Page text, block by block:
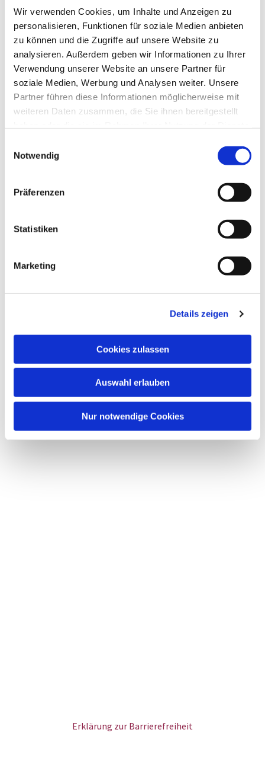
Wir verwenden Cookies, um Inhalte und Anzeigen zu
personalisieren, Funktionen für soziale Medien anbieten
zu können und die Zugriffe auf unsere Website zu
analysieren. Außerdem geben wir Informationen zu Ihrer
Verwendung unserer Website an unsere Partner für
soziale Medien, Werbung und Analysen weiter. Unsere
Partner führen diese Informationen möglicherweise mit
weiteren Daten zusammen, die Sie ihnen bereitgestellt
Notwendig
Präferenzen
Statistiken
Marketing
Details zeigen
Cookies zulassen
Auswahl erlauben
Nur notwendige Cookies
diese Komponenten mögen, sind Sie bei der Spielegruppe
genau richtig! Jeden Mittwoch von 14-16 Uhr im
Seniorentreff der Kirchengemeinde "Zu den 12
Aposteln", Elbgaustraße 140. Los geht´s!
interessieren
Erklärung zur Barrierefreiheit